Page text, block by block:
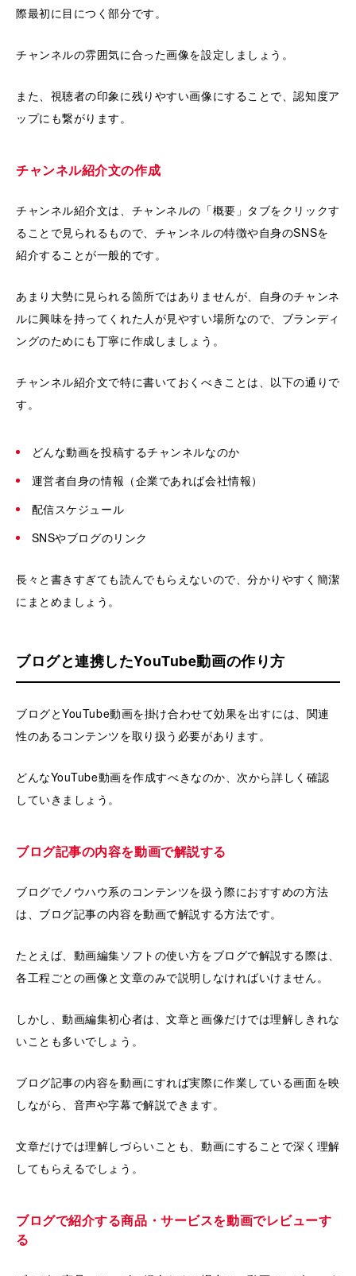
際最初に目につく部分です。
チャンネルの雰囲気に合った画像を設定しましょう。
また、視聴者の印象に残りやすい画像にすることで、認知度ア
ップにも繋がります。
チャンネル紹介文の作成
チャンネル紹介文は、チャンネルの「概要」タブをクリックす
ることで見られるもので、チャンネルの特徴や自身のSNSを
紹介することが一般的です。
あまり大勢に見られる箇所ではありませんが、自身のチャンネ
ルに興味を持ってくれた人が見やすい場所なので、ブランディ
ングのためにも丁寧に作成しましょう。
チャンネル紹介文で特に書いておくべきことは、以下の通りで
す。
どんな動画を投稿するチャンネルなのか
運営者自身の情報（企業であれば会社情報）
配信スケジュール
SNSやブログのリンク
長々と書きすぎても読んでもらえないので、分かりやすく簡潔
にまとめましょう。
ブログと連携したYouTube動画の作り方
ブログとYouTube動画を掛け合わせて効果を出すには、関連
性のあるコンテンツを取り扱う必要があります。
どんなYouTube動画を作成すべきなのか、次から詳しく確認
していきましょう。
ブログ記事の内容を動画で解説する
ブログでノウハウ系のコンテンツを扱う際におすすめの方法
は、ブログ記事の内容を動画で解説する方法です。
たとえば、動画編集ソフトの使い方をブログで解説する際は、
各工程ごとの画像と文章のみで説明しなければいけません。
しかし、動画編集初心者は、文章と画像だけでは理解しきれな
いことも多いでしょう。
ブログ記事の内容を動画にすれば実際に作業している画面を映
しながら、音声や字幕で解説できます。
文章だけでは理解しづらいことも、動画にすることで深く理解
してもらえるでしょう。
ブログで紹介する商品・サービスを動画でレビューす
る